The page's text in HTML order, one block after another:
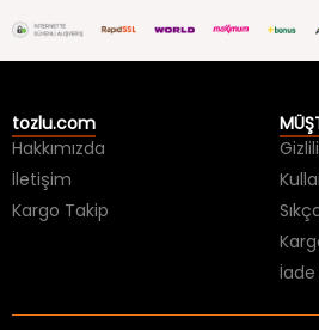
tozlu.com
Hakkımızda
İletişim
Kargo Takip